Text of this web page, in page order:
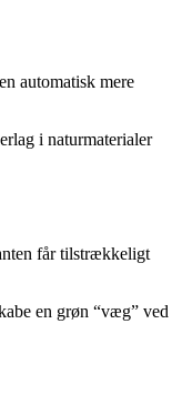
automatisk mere
i naturmaterialer
får tilstrækkeligt
en grøn “væg” ved